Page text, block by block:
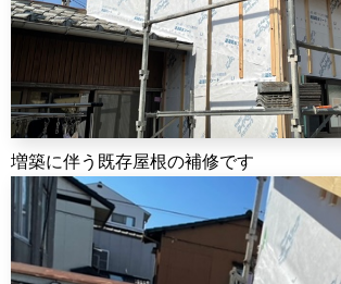
増築に伴う既存屋根の補修です